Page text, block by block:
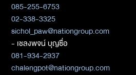
085-255-6753
02-338-3325
sichol_paw@nationgroup.com
- เชลงพจน์ บุญซื่อ
081-934-2937
chalengpot@nationgroup.com